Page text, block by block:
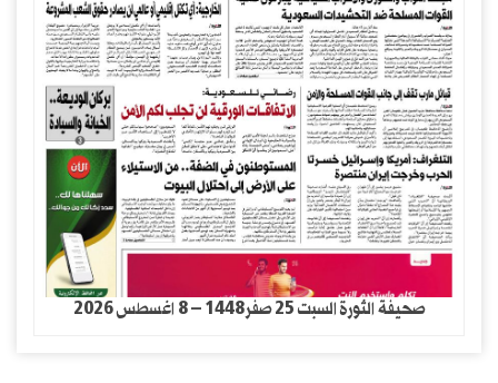
صحيفة الثورة السبت 25 صفر1448 – 8 اغسطس 2026